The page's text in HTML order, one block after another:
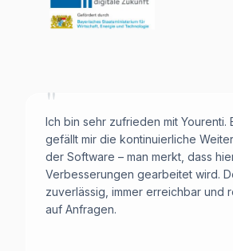
"
Ich bin sehr zufrieden mit Yourenti.
gefällt mir die kontinuierliche
der Software – man merkt, dass
Verbesserungen gearbeitet wird.
zuverlässig, immer erreichbar und
auf Anfragen.